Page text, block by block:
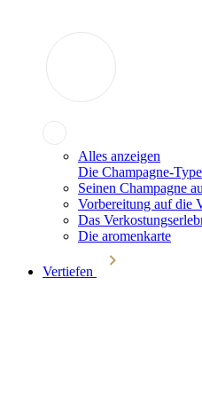
Alles anzeigen
Die Champagne-
Seinen Champagne
Vorbereitung auf die
Das
Die aromenkarte
Vertiefen